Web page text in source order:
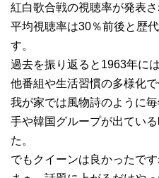
紅白歌合戦の視聴率が発表
平均視聴率は30％前後と歴
す。
過去を振り返ると1963年に
他番組や生活習慣の多様化で
我が家では風物詩のように
手や韓国グループが出てい
た。
でもクイーンは良かったで